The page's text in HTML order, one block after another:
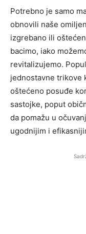
Potrebno je samo
obnovili naše
izgrebano ili
bacimo, iako
revitalizujemo.
jednostavne trikove
oštećeno posuđe
sastojke, poput
da pomažu u
ugodnijim i